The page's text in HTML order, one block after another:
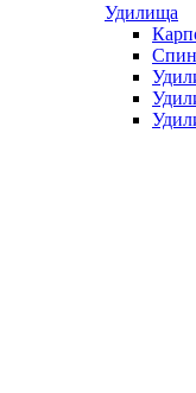
Удилища